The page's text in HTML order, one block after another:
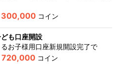
300,000 コイン
も口座開設
お子様用口座新規開設完了で
720,000 コイン